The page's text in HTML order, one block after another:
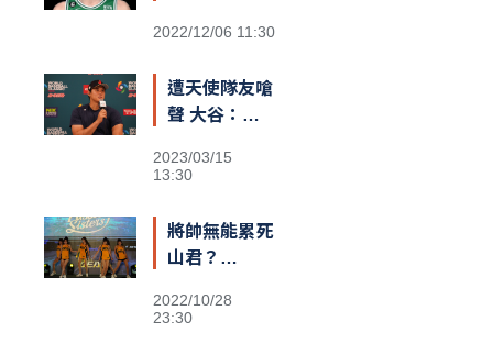
Kornet遮蓋
熱議
2022/12/06 11:30
遭天使隊友嗆
聲 大谷：還
容
2023/03/15
13:30
將帥無能累死
山君？
Sisters高鐵
2022/10/28
23:30